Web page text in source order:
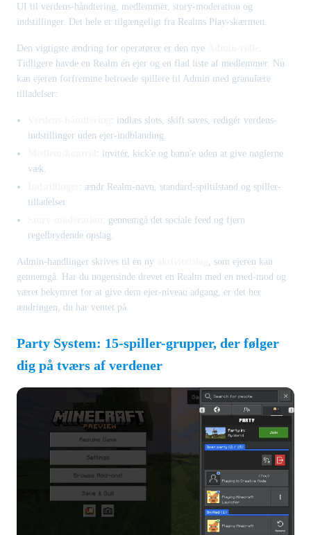
UI til verdens-håndtering, medlemmer, story-moderation og
indstillinger. Det hele er tilgængeligt fra Realms Play-skærmen.
Den vigtigste ændring for operatører er den nye
Tidligere havde en Realm én ejer og en flad liste af medlemmer. Nu
kan ejeren forfremme betroede spillere til Admin med granulære
tilladelser:
: indlæs slots, skift saves, redigér verdens-
indstillinger uden ejer-indblanding.
: invitér, kick'e og bann'e uden at give nøglerne
væk.
: ændr Realm-navn, standard-spiltilstand og spiller-
tilladelser.
: gennemgå det sociale feed og fjern
regelbrydende opslag.
Admin-handlinger skrives til en ny
, som ejeren kan
gennemgå. Har du nogensinde drevet en Realm med en med-mod og
været bekymret for at give dem ejer-niveau adgang, er det her
ændringen, du har ventet på.
Party System: 15-spiller-grupper, der følger
dig på tværs af verdener